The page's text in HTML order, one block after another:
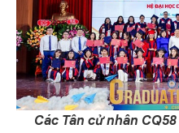
Các Tân cử nhân